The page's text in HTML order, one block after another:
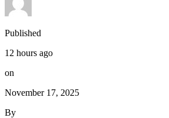
Published
12 hours ago
on
November 17, 2025
By